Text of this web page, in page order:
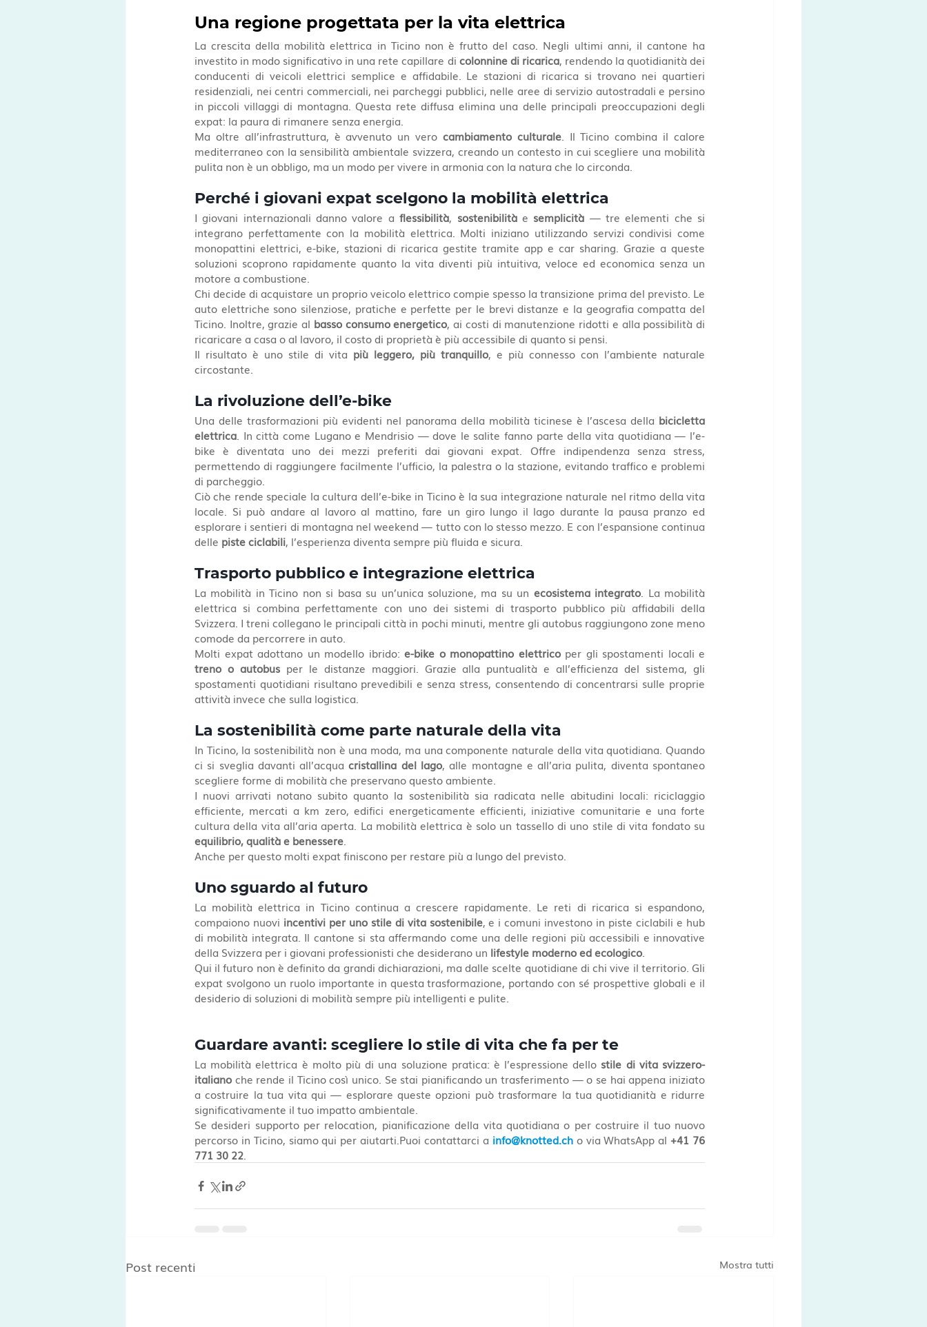
Una regione progettata per la vita elettrica
La crescita della mobilità elettrica in Ticino non è frutto del caso. Negli ultimi anni, il cantone ha
investito in modo significativo in una rete capillare di colonnine di ricarica, rendendo la quotidianità dei
conducenti di veicoli elettrici semplice e affidabile. Le stazioni di ricarica si trovano nei quartieri
residenziali, nei centri commerciali, nei parcheggi pubblici, nelle aree di servizio autostradali e persino
in piccoli villaggi di montagna. Questa rete diffusa elimina una delle principali preoccupazioni degli
expat: la paura di rimanere senza energia.
Ma oltre all’infrastruttura, è avvenuto un vero cambiamento culturale. Il Ticino combina il calore
mediterraneo con la sensibilità ambientale svizzera, creando un contesto in cui scegliere una mobilità
pulita non è un obbligo, ma un modo per vivere in armonia con la natura che lo circonda.
Perché i giovani expat scelgono la mobilità elettrica
I giovani internazionali danno valore a flessibilità, sostenibilità e semplicità — tre elementi che si
integrano perfettamente con la mobilità elettrica. Molti iniziano utilizzando servizi condivisi come
monopattini elettrici, e-bike, stazioni di ricarica gestite tramite app e car sharing. Grazie a queste
soluzioni scoprono rapidamente quanto la vita diventi più intuitiva, veloce ed economica senza un
motore a combustione.
Chi decide di acquistare un proprio veicolo elettrico compie spesso la transizione prima del previsto. Le
auto elettriche sono silenziose, pratiche e perfette per le brevi distanze e la geografia compatta del
Ticino. Inoltre, grazie al basso consumo energetico, ai costi di manutenzione ridotti e alla possibilità di
ricaricare a casa o al lavoro, il costo di proprietà è più accessibile di quanto si pensi.
Il risultato è uno stile di vita più leggero, più tranquillo, e più connesso con l’ambiente naturale
circostante.
La rivoluzione dell’e-bike
Una delle trasformazioni più evidenti nel panorama della mobilità ticinese è l’ascesa della bicicletta
elettrica . In città come Lugano e Mendrisio — dove le salite fanno parte della vita quotidiana — l’e-
bike è diventata uno dei mezzi preferiti dai giovani expat. Offre indipendenza senza stress,
permettendo di raggiungere facilmente l’ufficio, la palestra o la stazione, evitando traffico e problemi
di parcheggio.
Ciò che rende speciale la cultura dell’e-bike in Ticino è la sua integrazione naturale nel ritmo della vita
locale. Si può andare al lavoro al mattino, fare un giro lungo il lago durante la pausa pranzo ed
esplorare i sentieri di montagna nel weekend — tutto con lo stesso mezzo. E con l’espansione continua
delle piste ciclabili, l’esperienza diventa sempre più fluida e sicura.
Trasporto pubblico e integrazione elettrica
La mobilità in Ticino non si basa su un’unica soluzione, ma su un ecosistema integrato . La mobilità
elettrica si combina perfettamente con uno dei sistemi di trasporto pubblico più affidabili della
Svizzera. I treni collegano le principali città in pochi minuti, mentre gli autobus raggiungono zone meno
comode da percorrere in auto.
Molti expat adottano un modello ibrido: e-bike o monopattino elettrico
treno o autobus per le distanze maggiori. Grazie alla puntualità e all’efficienza del sistema, gli
spostamenti quotidiani risultano prevedibili e senza stress, consentendo di concentrarsi sulle proprie
attività invece che sulla logistica.
La sostenibilità come parte naturale della vita
In Ticino, la sostenibilità non è una moda, ma una componente naturale della vita quotidiana. Quando
ci si sveglia davanti all’acqua cristallina del lago, alle montagne e all’aria pulita, diventa spontaneo
scegliere forme di mobilità che preservano questo ambiente.
I nuovi arrivati notano subito quanto la sostenibilità sia radicata nelle abitudini locali: riciclaggio
efficiente, mercati a km zero, edifici energeticamente efficienti, iniziative comunitarie e una forte
equilibrio, qualità e benessere
Anche per questo molti expat finiscono per restare più a lungo del previsto.
Uno sguardo al futuro
La mobilità elettrica in Ticino continua a crescere rapidamente. Le reti di ricarica si espandono,
compaiono nuovi incentivi per uno stile di vita sostenibile, e i comuni investono in piste ciclabili e hub
di mobilità integrata. Il cantone si sta affermando come una delle regioni più accessibili e innovative
della Svizzera per i giovani professionisti che desiderano un lifestyle moderno ed ecologico
Qui il futuro non è definito da grandi dichiarazioni, ma dalle scelte quotidiane di chi vive il territorio. Gli
expat svolgono un ruolo importante in questa trasformazione, portando con sé prospettive globali e il
desiderio di soluzioni di mobilità sempre più intelligenti e pulite.
Guardare avanti: scegliere lo stile di vita che fa per te
La mobilità elettrica è molto più di una soluzione pratica: è l’espressione dello stile di vita svizzero-
italiano che rende il Ticino così unico. Se stai pianificando un trasferimento — o se hai appena iniziato
a costruire la tua vita qui — esplorare queste opzioni può trasformare la tua quotidianità e ridurre
significativamente il tuo impatto ambientale.
Se desideri supporto per relocation, pianificazione della vita quotidiana o per costruire il tuo nuovo
percorso in Ticino, siamo qui per aiutarti.Puoi contattarci a info@knotted.ch o via WhatsApp al +41 76
771 30 22
Post recenti Mostra tutti